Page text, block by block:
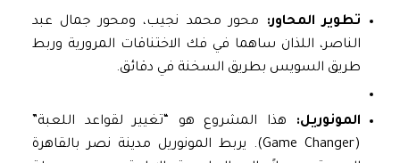
تطوير المحاور:محور محمد نجيب، ومحور جمال عبد
الناصر، اللذان ساهما في فك الاختناقات المرورية وربط
طريق السويس بطريق السخنة في دقائق.
المونوريل:هذا المشروع هو “تغيير لقواعد اللعبة”
(Game Changer). يربط المونوريل مدينة نصر بالقاهرة